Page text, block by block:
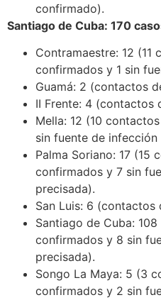
confirmado).
Santiago de Cuba: 170
Contramaestre: 12 (11
confirmados y 1 sin
Guamá: 2 (contactos
II Frente: 4 (contactos
Mella: 12 (10
sin fuente de infección
Palma Soriano: 17 (15
confirmados y 7 sin
precisada).
San Luis: 6
Santiago de Cuba:
confirmados y 8 sin
precisada).
Songo La Maya: 5 (3
confirmados y 2 sin